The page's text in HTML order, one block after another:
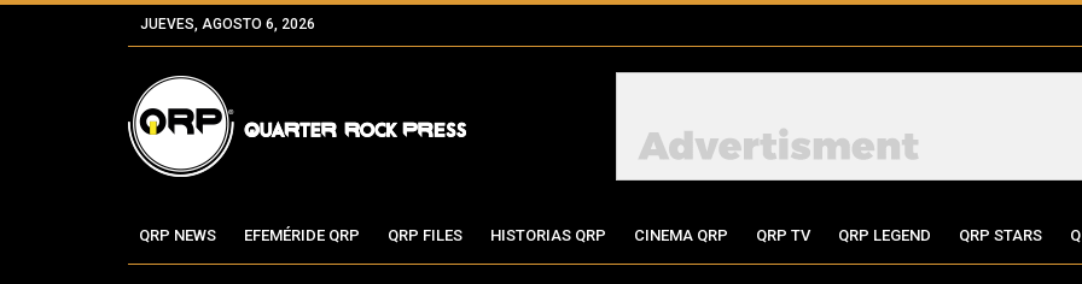
JUEVES, AGOSTO 6, 2026
QRP NEWS EFEMÉRIDE QRP QRP FILES HISTORIAS QRP CINEMA QRP QRP TV QRP LEGEND QRP STARS